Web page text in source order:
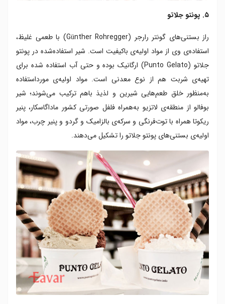
۵. پونتو جلاتو
راز بستنی‌های گونتر رارجر (Günther Rohregger) با طعمی غلیظ،
استفاده‌ی وی از مواد اولیه‌ی باکیفیت است. شیر استفاده‌شده در پونتو
جلاتو (Punto Gelato) ارگانیک بوده و حتی آب استفاده‌ شده برای
تهیه‌ی شربت هم از نوع معدنی است. مواد اولیه‌ی مورداستفاده
به‌منظور خلق طعم‌هایی شیرین و لذیذ باهم ترکیب می‌شوند؛ شیر
بوفالو از منطقه‌ی لاتزیو به‌همراه فلفل صورتی کشور ماداگاسکار، پنیر
ریکوتا همراه با توت‌فرنگی و سرکه‌ی بالزامیک و گردو و پنیر چرب، مواد
اولیه‌ی بستنی‌های پونتو جلاتو را تشکیل می‌دهند.